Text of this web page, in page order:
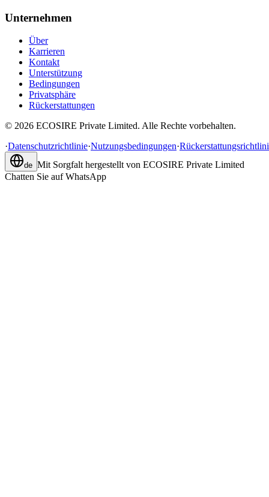
Unternehmen
Über
Karrieren
Kontakt
Unterstützung
Bedingungen
Privatsphäre
Rückerstattungen
© 2026 ECOSIRE Private Limited. Alle Rechte vorbehalten.
·Datenschutzrichtlinie·Nutzungsbedingungen·
de Mit Sorgfalt hergestellt von ECOSIRE Private Limited
Chatten Sie auf WhatsApp